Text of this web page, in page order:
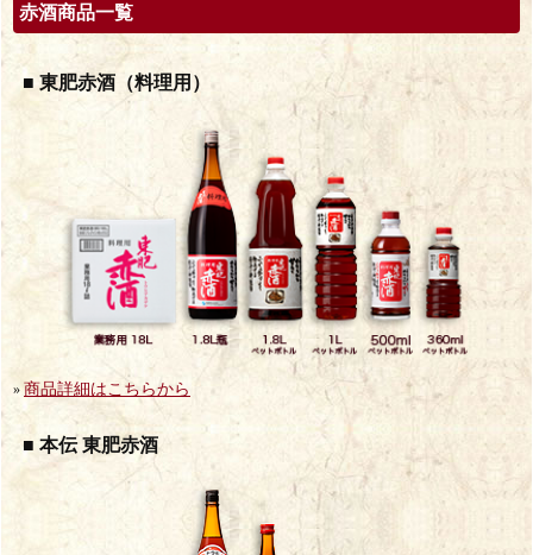
赤酒商品一覧
■ 東肥赤酒（料理用）
» 商品詳細はこちらから
■ 本伝 東肥赤酒